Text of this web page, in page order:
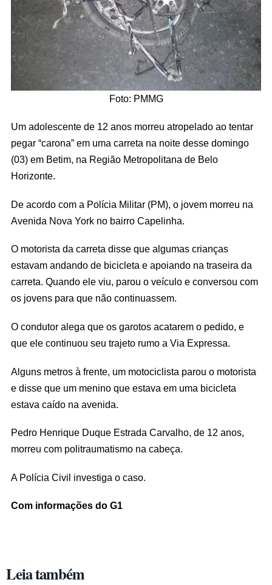
Foto: PMMG
Um adolescente de 12 anos morreu atropelado ao tentar
pegar “carona” em uma carreta na noite desse domingo
(03) em Betim, na Região Metropolitana de Belo
Horizonte.
De acordo com a Polícia Militar (PM), o jovem morreu na
Avenida Nova York no bairro Capelinha.
O motorista da carreta disse que algumas crianças
estavam andando de bicicleta e apoiando na traseira da
carreta. Quando ele viu, parou o veículo e conversou com
os jovens para que não continuassem.
O condutor alega que os garotos acatarem o pedido, e
que ele continuou seu trajeto rumo a Via Expressa.
Alguns metros à frente, um motociclista parou o motorista
e disse que um menino que estava em uma bicicleta
estava caído na avenida.
Pedro Henrique Duque Estrada Carvalho, de 12 anos,
morreu com politraumatismo na cabeça.
A Polícia Civil investiga o caso.
Com informações do G1
Leia também